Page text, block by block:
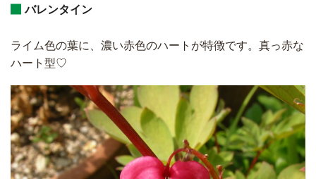
バレンタイン
ライム色の葉に、濃い赤色のハートが特徴です。真っ赤な
ハート型♡